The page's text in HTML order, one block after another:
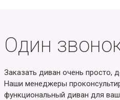
Один
Заказать диван очень просто,
Наши менеджеры
функциональный диван для